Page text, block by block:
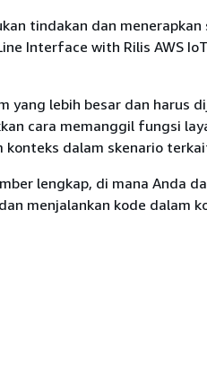
tindakan dan menerapkan
Interface with Rilis AWS
yang lebih besar dan harus
cara memanggil fungsi
dalam skenario
lengkap, di mana Anda
menjalankan kode dalam